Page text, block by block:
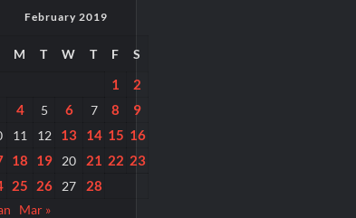
February 2019
M T W T F S
1
2
4 5 6 7 8 9
11 12 13 14 15 16
18 19 20 21 22 23
25 26 27 28
Mar »